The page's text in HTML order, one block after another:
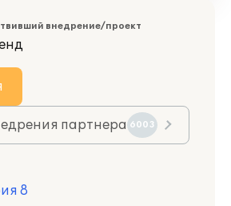
внедрение/проект
партнера 6003
8